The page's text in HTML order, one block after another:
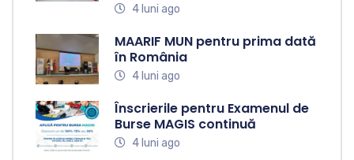
4 luni ago
MAARIF MUN pentru prima dată
în România
4 luni ago
Înscrierile pentru Examenul de
Burse MAGIS continuă
4 luni ago